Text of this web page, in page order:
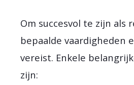
Om succesvol te zijn als
bepaalde vaardigheden
vereist. Enkele
zijn: